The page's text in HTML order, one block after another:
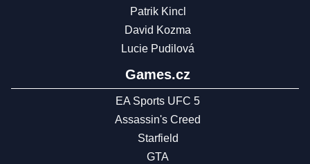
Patrik Kincl
David Kozma
Lucie Pudilová
Games.cz
EA Sports UFC 5
Assassin's Creed
Starfield
GTA